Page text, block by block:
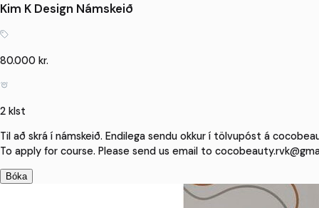
Kim K Design Námskeið
80.000 kr.
2 klst
Til að skrá í námskeið. Endilega sendu okkur í tölvupóst á
To apply for course. Please send us email to
Bóka